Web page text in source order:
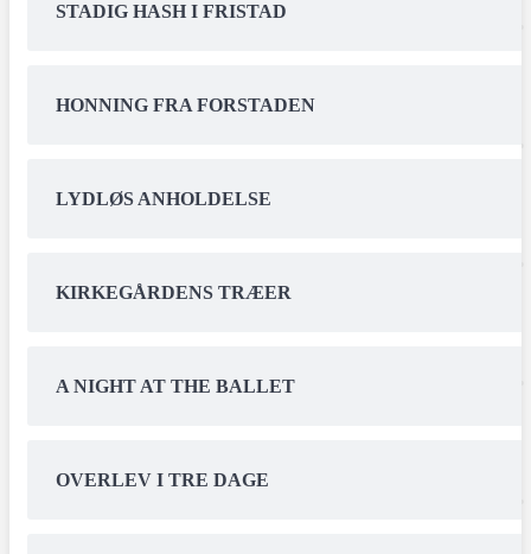
STADIG HASH I FRISTAD
HONNING FRA FORSTADEN
LYDLØS ANHOLDELSE
KIRKEGÅRDENS TRÆER
A NIGHT AT THE BALLET
OVERLEV I TRE DAGE